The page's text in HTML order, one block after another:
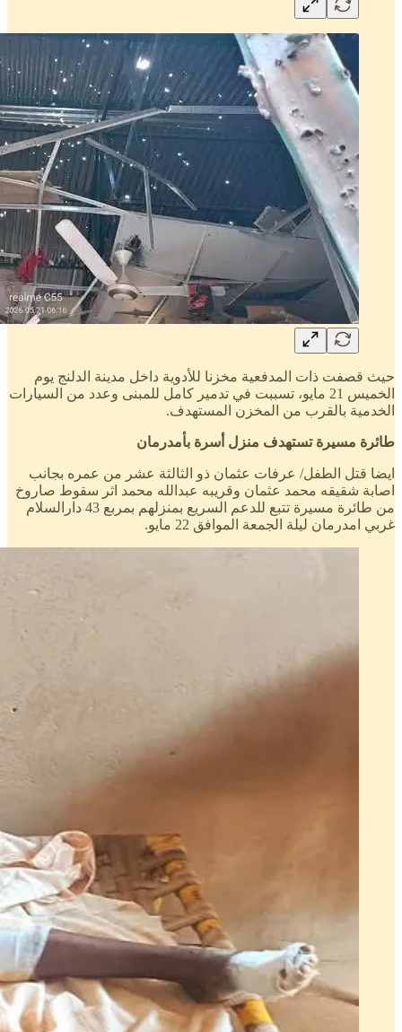
حيث قصفت ذات المدفعية مخزنا للأدوية داخل مدينة الدلنج يوم
الخميس 21 مايو، تسببت في تدمير كامل للمبنى وعدد من السيارات
الخدمية بالقرب من المخزن المستهدف.
طائرة مسيرة تستهدف منزل أسرة بأمدرمان
ايضا قتل الطفل/ عرفات عثمان ذو الثالثة عشر من عمره بجانب
اصابة شقيقه محمد عثمان وقريبه عبدالله محمد اثر سقوط صاروخ
من طائرة مسيرة تتبع للدعم السريع بمنزلهم بمربع 43 دارالسلام
غربي امدرمان ليلة الجمعة الموافق 22 مايو.